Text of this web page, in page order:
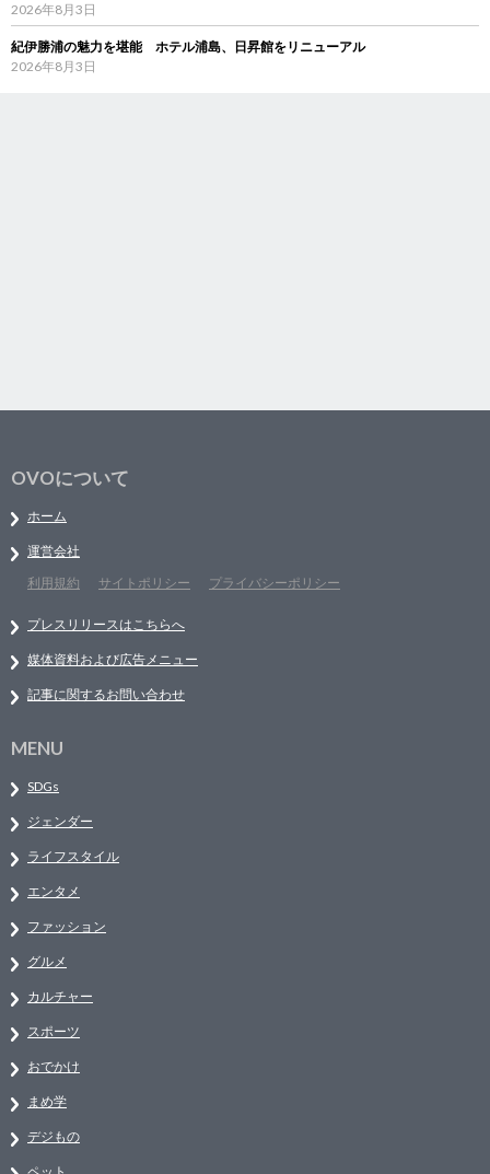
2026年8月3日
紀伊勝浦の魅力を堪能 ホテル浦島、日昇館をリニューアル
2026年8月3日
OVOについて
ホーム
運営会社
利用規約
サイトポリシー プライバシーポリシー
プレスリリースはこちらへ
媒体資料および広告メニュー
記事に関するお問い合わせ
MENU
SDGs
ジェンダー
ライフスタイル
エンタメ
ファッション
グルメ
カルチャー
スポーツ
おでかけ
まめ学
デジもの